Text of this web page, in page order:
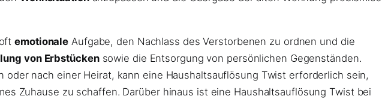
emotionale Aufgabe, den Nachlass des Verstorbenen zu ordnen und die
von Erbstückensowie die Entsorgung von persönlichen Gegenständen.
nach einer Heirat, kann eine Haushaltsauflösung Twist erforderlich sein,
Zuhause zu schaffen. Darüber hinaus ist eine Haushaltsauflösung Twist bei